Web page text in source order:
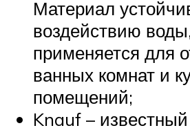
Материал
воздействию
применяется для
ванных комнат и
помещений;
Knauf – известный